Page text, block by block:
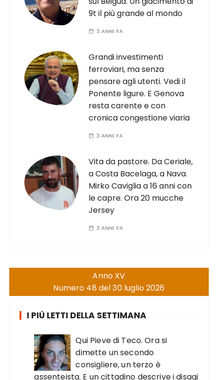
9t il più grande al mondo
3 ANNI FA
Grandi investimenti
ferroviari, ma senza
pensare agli utenti. Vedi il
Ponente ligure. E Genova
resta carente e con
cronica congestione viaria
3 ANNI FA
Vita da pastore. Da Ceriale,
a Costa Bacelaga, a Nava.
Mirko Caviglia a 16 anni con
le capre. Ora 20 mucche
Jersey
3 ANNI FA
Anno XV
Numero 48 del 30 luglio 2026
I PIÙ LETTI DELLA SETTIMANA
Qui Pieve di Teco. Ora si
dimette un secondo
consigliere, un terzo è
assenteista. E un cittadino descrive i disagi